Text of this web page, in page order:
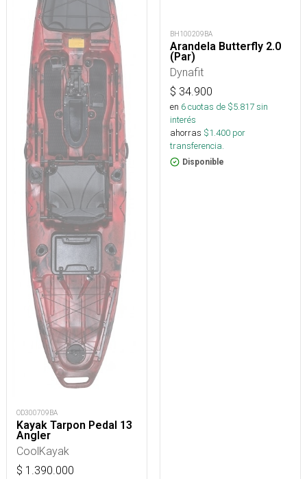
OD300709BA
Kayak Tarpon Pedal 13
Angler
CoolKayak
$ 1.390.000
BH100209BA
Arandela Butterfly 2.0
(Par)
Dynafit
$ 34.900
en 6cuotas de $5.817sin
interés
ahorras $1.400 por
transferencia.
Disponible